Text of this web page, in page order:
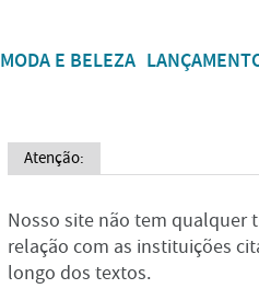
MODA E BELEZA
Atenção:
Nosso site não tem qualquer
relação com as instituições
longo dos textos.